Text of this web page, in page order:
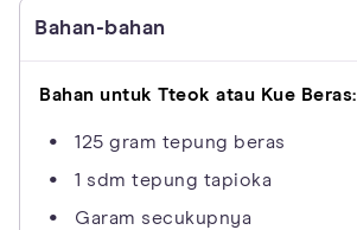
Bahan-bahan
Bahan untuk Tteok atau Kue Beras:
125 gram tepung beras
1 sdm tepung tapioka
Garam secukupnya